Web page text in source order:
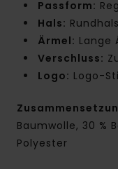
Passform:
Hals:
Ärmel: Lange
Verschluss:
Logo: Logo-
Baumwolle, 30 %
Polyester